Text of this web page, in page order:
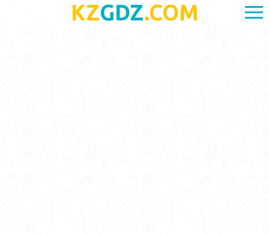
KZGDZ.COM